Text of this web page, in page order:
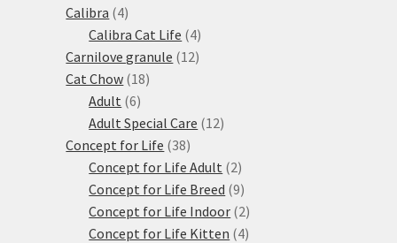
Calibra 44
produkty
Calibra Cat Life 44
produkty
Carnilove granule 1212
Cat Chow 1818
Adult 66
produktů
Adult Special Care 1212
Concept for Life 3838
produktů
Concept for Life Adult 22
produkty
Concept for Life Breed 99
produktů
Concept for Life Indoor 22
produkty
Concept for Life Kitten 44